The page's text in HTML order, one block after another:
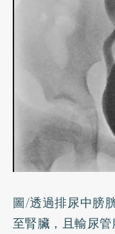
圖/透過排尿中膀
至腎臟，且輸尿管